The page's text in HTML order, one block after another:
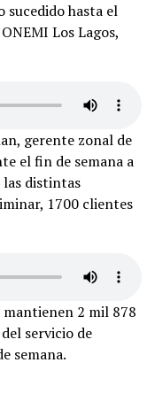
sucedido hasta el
Los Lagos,
gerente zonal de
el fin de semana a
distintas
1700 clientes
mantienen 2 mil 878
servicio de
semana.